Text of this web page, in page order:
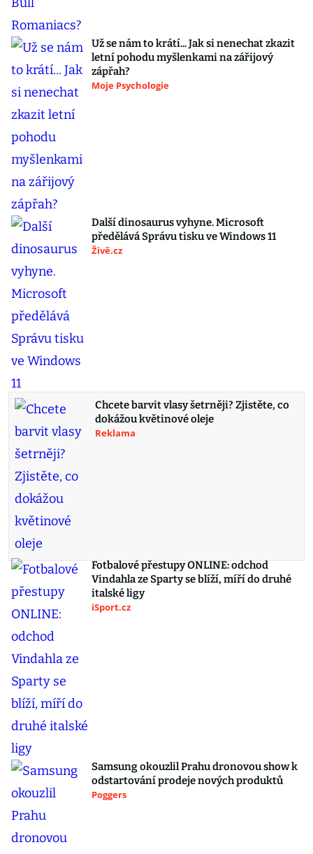
Už se nám to krátí... Jak si nenechat zkazit
letní pohodu myšlenkami na zářijový
zápřah?
Moje Psychologie
Další dinosaurus vyhyne. Microsoft
předělává Správu tisku ve Windows 11
Živě.cz
Chcete barvit vlasy šetrněji? Zjistěte, co
dokážou květinové oleje
Reklama
Fotbalové přestupy ONLINE: odchod
Vindahla ze Sparty se blíží, míří do druhé
italské ligy
iSport.cz
Samsung okouzlil Prahu dronovou show k
odstartování prodeje nových produktů
Poggers